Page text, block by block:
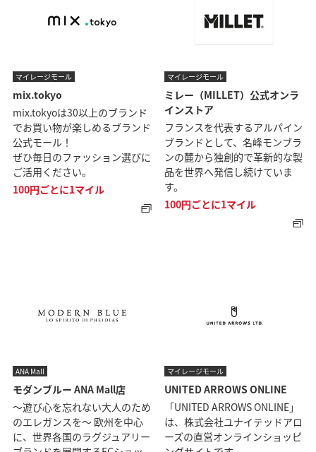
マイレージモール
mix.tokyo
mix.tokyoは30以上のブランド
でお買い物が楽しめるブランド
公式モール！
ぜひ毎日のファッション選びに
ご活用ください。
100円ごとに1マイル
マイレージモール
ミレー（MILLET）公式オンラ
インストア
フランスを代表するアルパイン
ブランドとして、名峰モンブラ
ンの麓から独創的で革新的な製
品を世界へ発信し続けていま
す。
100円ごとに1マイル
ANA Mall
モダンブルー ANA Mall店
～遊び心を忘れない大人のため
のエレガンスを～ 欧州を中心
に、世界各国のラグジュアリー
マイレージモール
UNITED ARROWS ONLINE
「UNITED ARROWS ONLINE」
は、株式会社ユナイテッドアロ
ーズの直営オンラインショッピ